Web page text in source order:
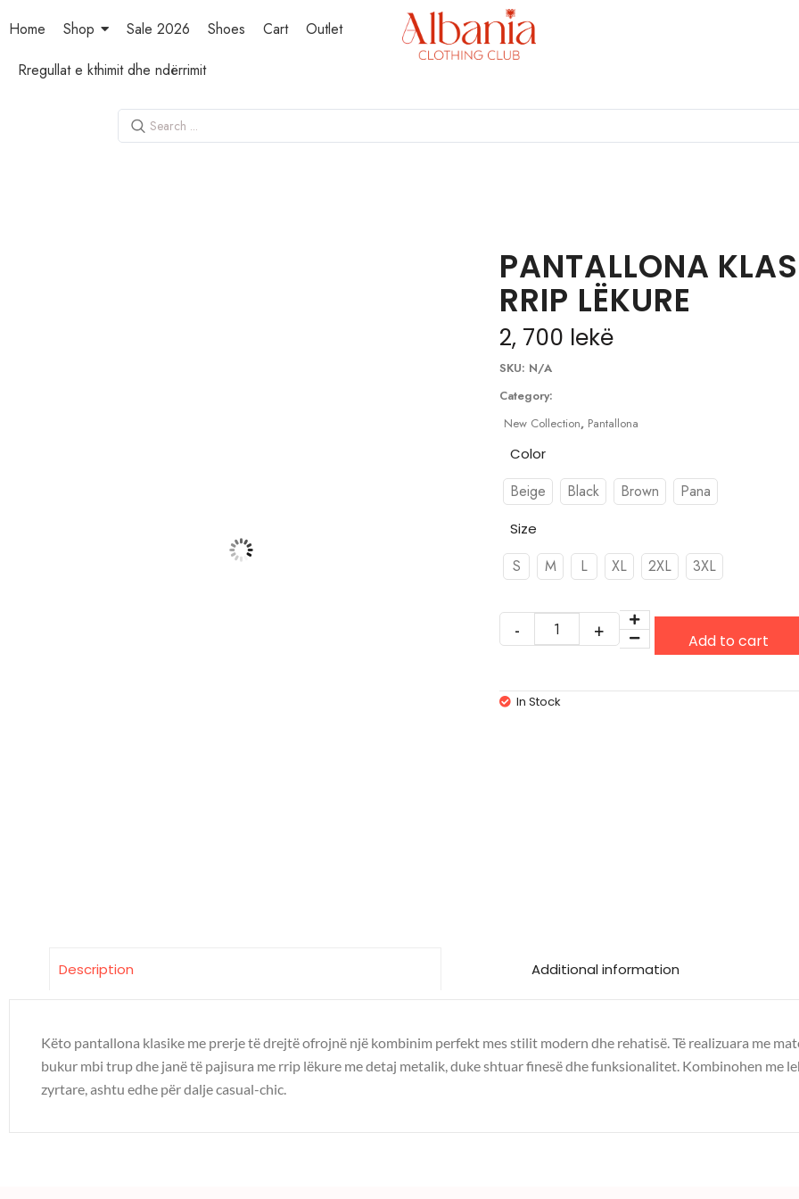
Home Shop Sale 2026 Shoes Cart
Outlet
Rregullat e kthimit dhe ndërrimit
PANTALLONA
RRIP LËKURE
2, 700 lekë
SKU: N/A
Category:
New Collection, Pantallona
Color
Beige Black Brown Pana
Size
S M L XL 2XL 3XL
Add to cart
In Stock
Description Additional information
Këto pantallona klasike me prerje të drejtë ofrojnë një kombinim perfekt mes stilit modern dhe rehatisë. Të realizuara me
bukur mbi trup dhe janë të pajisura me rrip lëkure me detaj metalik, duke shtuar finesë dhe funksionalitet. Kombinohen me
zyrtare, ashtu edhe për dalje casual-chic.